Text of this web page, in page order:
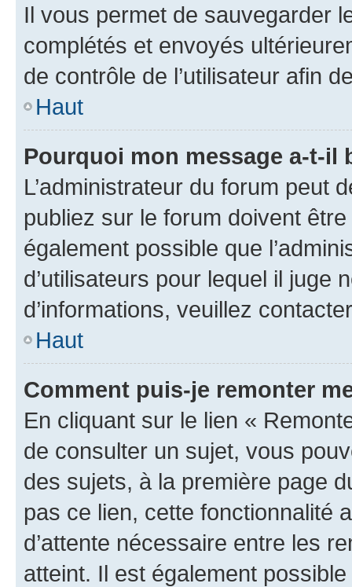
Il vous permet de sauvegarder
complétés et envoyés
de contrôle de l’utilisateur afin
Haut
Pourquoi mon message a-t-il
L’administrateur du forum peut
publiez sur le forum doivent
également possible que
d’utilisateurs pour lequel il juge
d’informations, veuillez
Haut
Comment puis-je remonter
En cliquant sur le lien «
de consulter un sujet, vous
des sujets, à la première page
pas ce lien, cette fonctionnalité
d’attente nécessaire entre les
atteint. Il est également